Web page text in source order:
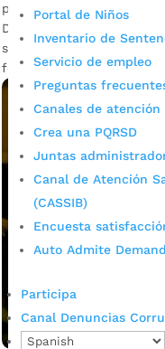
Portal de Niños
Inventario de
Servicio de empleo
Preguntas
Canales de atención
Crea una PQRSD
Juntas
Canal de Atención
(CASSIB)
Encuesta
Auto Admite
Participa
Canal Denuncias
por admin_prensa
Del 20 al 23 de
será el escenario del gran
festival artístico de la